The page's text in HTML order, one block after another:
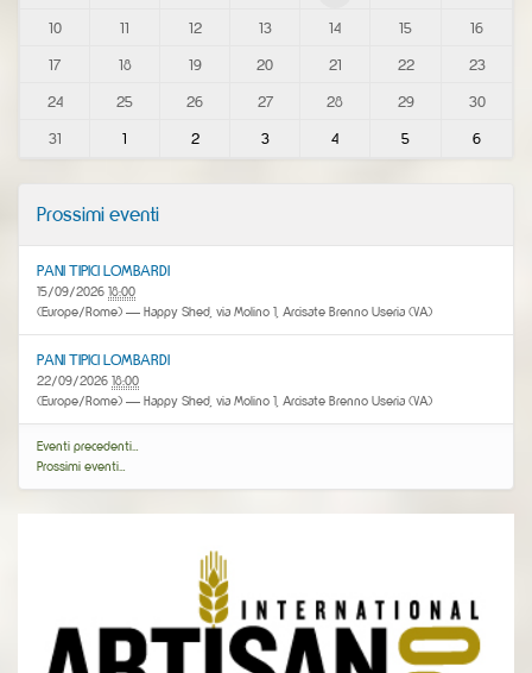
10
11 12 13 14 15
16
17
18 19 20 21 22
23
24
25 26 27 28 29
30
31
1 2 3 4 5 6
Prossimi eventi
PANI TIPICI LOMBARDI
15/09/2026 18:00
(Europe/Rome) — Happy Shed, via Molino 1, Arcisate Brenno Useria (VA)
PANI TIPICI LOMBARDI
22/09/2026 18:00
(Europe/Rome) — Happy Shed, via Molino 1, Arcisate Brenno Useria (VA)
Eventi precedenti…
Prossimi eventi…